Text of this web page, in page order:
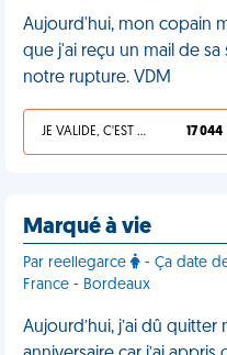
Aujourd'hui, mon copain
que j'ai reçu un mail de
notre rupture. VDM
JE VALIDE, C'EST UNE VDM 17 044
Marqué à vie
Par reellegarce
- Ça date
France - Bordeaux
Aujourd’hui, j’ai dû